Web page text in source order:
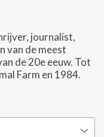
journalist,
van de meest
de 20e eeuw. Tot
Farm en 1984.